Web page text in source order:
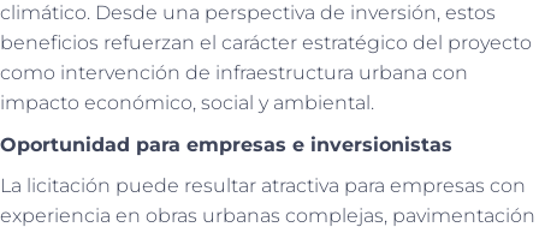
climático. Desde una perspectiva de inversión, estos
beneficios refuerzan el carácter estratégico del proyecto
como intervención de infraestructura urbana con
impacto económico, social y ambiental.
Oportunidad para empresas e inversionistas
La licitación puede resultar atractiva para empresas con
experiencia en obras urbanas complejas, pavimentación